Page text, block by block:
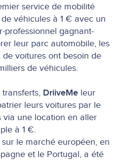
service de mobilité
véhicules à 1 € avec un
professionnel gagnant-
leur parc automobile, les
voitures ont besoin de
de véhicules.
DriiveMe leur
leurs voitures par le
via une location en aller
à 1 €.
le marché européen, en
et le Portugal, a été